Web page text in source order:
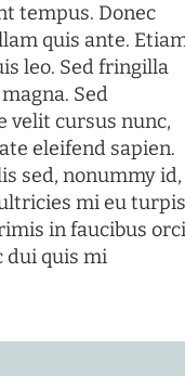
tempus. Donec
quis ante.
leo. Sed fringilla
Sed
velit cursus nunc,
eleifend sapien.
sed, nonummy id,
mi eu turpis
in faucibus orci
dui quis mi